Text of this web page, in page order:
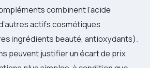
combinent l’acide
actifs cosmétiques
ingrédients beauté, antioxydants).
peuvent justifier un écart de prix